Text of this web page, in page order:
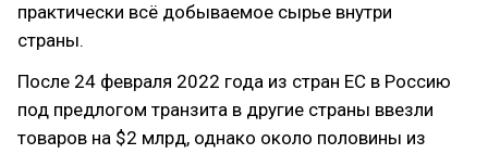
практически всё добываемое сырье внутри
страны.
После 24 февраля 2022 года из стран ЕС в Россию
под предлогом транзита в другие страны ввезли
товаров на $2 млрд, однако около половины из